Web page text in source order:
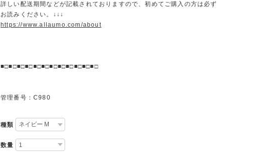
詳しい配送期間などが記載されておりますので、初めてご購入の方は必ず
お読みください。↓↓↓
https://www.allaumo.com/about
■□■□■□■□■□■□■□■□■□■□■□■□
管理番号：C980
種類
数量